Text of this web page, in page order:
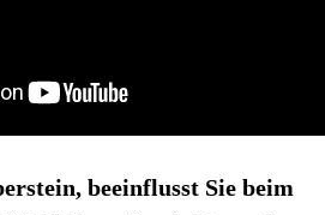
beeinflusst Sie beim